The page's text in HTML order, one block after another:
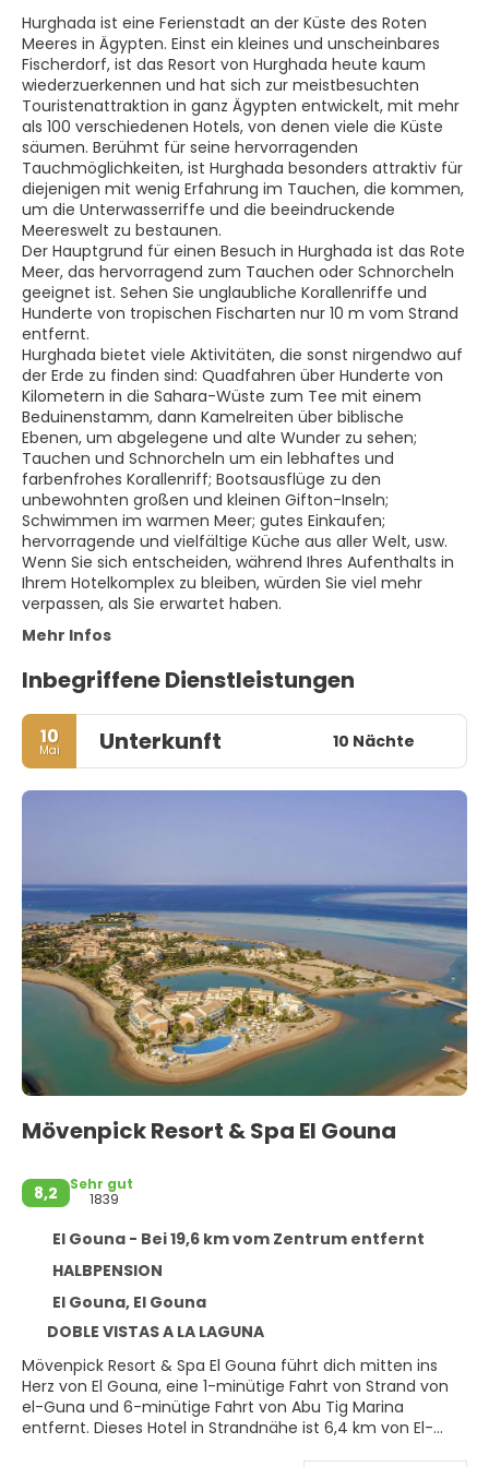
Hurghada ist eine Ferienstadt an der Küste des Roten
Meeres in Ägypten. Einst ein kleines und unscheinbares
Fischerdorf, ist das Resort von Hurghada heute kaum
wiederzuerkennen und hat sich zur meistbesuchten
Touristenattraktion in ganz Ägypten entwickelt, mit mehr
als 100 verschiedenen Hotels, von denen viele die Küste
säumen. Berühmt für seine hervorragenden
Tauchmöglichkeiten, ist Hurghada besonders attraktiv für
diejenigen mit wenig Erfahrung im Tauchen, die kommen,
um die Unterwasserriffe und die beeindruckende
Meereswelt zu bestaunen.
Der Hauptgrund für einen Besuch in Hurghada ist das Rote
Meer, das hervorragend zum Tauchen oder Schnorcheln
geeignet ist. Sehen Sie unglaubliche Korallenriffe und
Hunderte von tropischen Fischarten nur 10 m vom Strand
entfernt.
Hurghada bietet viele Aktivitäten, die sonst nirgendwo auf
der Erde zu finden sind: Quadfahren über Hunderte von
Kilometern in die Sahara-Wüste zum Tee mit einem
Beduinenstamm, dann Kamelreiten über biblische
Ebenen, um abgelegene und alte Wunder zu sehen;
Tauchen und Schnorcheln um ein lebhaftes und
farbenfrohes Korallenriff; Bootsausflüge zu den
unbewohnten großen und kleinen Gifton-Inseln;
Schwimmen im warmen Meer; gutes Einkaufen;
hervorragende und vielfältige Küche aus aller Welt, usw.
Wenn Sie sich entscheiden, während Ihres Aufenthalts in
Ihrem Hotelkomplex zu bleiben, würden Sie viel mehr
verpassen, als Sie erwartet haben.
Mehr Infos
Inbegriffene Dienstleistungen
10
Mai Unterkunft 10 Nächte
Mövenpick Resort & Spa El Gouna
8,2
Sehr gut
1839
El Gouna - Bei 19,6 km vom Zentrum entfernt
HALBPENSION
El Gouna, El Gouna
DOBLE VISTAS A LA LAGUNA
Mövenpick Resort & Spa El Gouna führt dich mitten ins
Herz von El Gouna, eine 1-minütige Fahrt von Strand von
el-Guna und 6-minütige Fahrt von Abu Tig Marina
entfernt. Dieses Hotel in Strandnähe ist 6,4 km von El-